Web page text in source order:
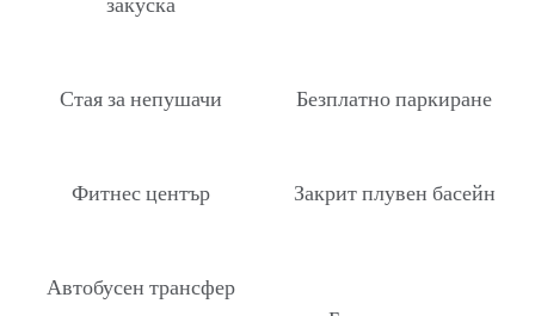
Стая за непушачи Безплатно паркиране
Фитнес център Закрит плувен басейн
Автобусен трансфер